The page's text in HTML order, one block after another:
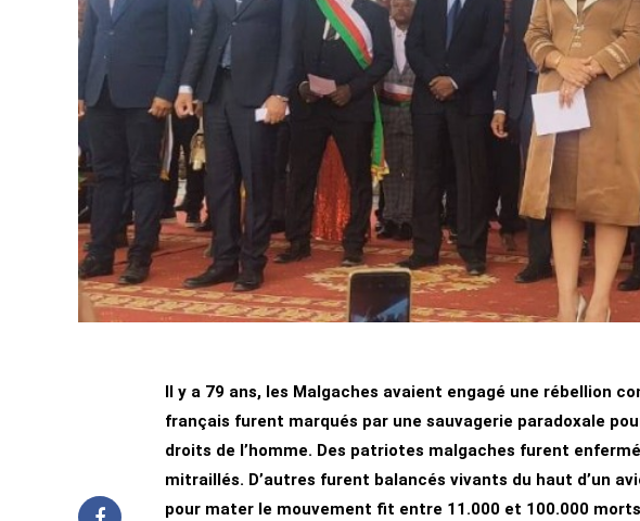
Il y a 79 ans, les Malgaches avaient engagé une rébellion
français furent marqués par une sauvagerie paradoxale
droits de l’homme. Des patriotes malgaches furent
mitraillés. D’autres furent balancés vivants du haut d’un
pour mater le mouvement fit entre 11.000 et 100.000